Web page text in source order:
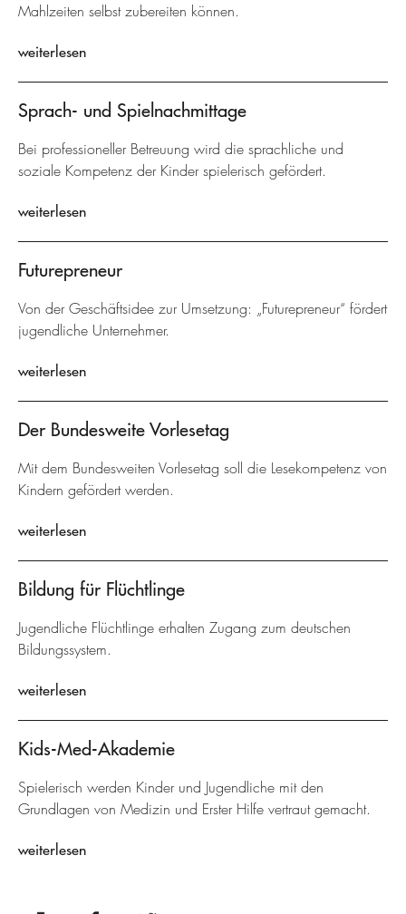
Mahlzeiten selbst zubereiten können.
weiterlesen
Sprach- und Spielnachmittage
Bei professioneller Betreuung wird die sprachliche und
soziale Kompetenz der Kinder spielerisch gefördert.
weiterlesen
Futurepreneur
Von der Geschäftsidee zur Umsetzung: „Futurepreneur“ fördert
jugendliche Unternehmer.
weiterlesen
Der Bundesweite Vorlesetag
Mit dem Bundesweiten Vorlesetag soll die Lesekompetenz von
Kindern gefördert werden.
weiterlesen
Bildung für Flüchtlinge
Jugendliche Flüchtlinge erhalten Zugang zum deutschen
Bildungssystem.
weiterlesen
Kids-Med-Akademie
Spielerisch werden Kinder und Jugendliche mit den
Grundlagen von Medizin und Erster Hilfe vertraut gemacht.
weiterlesen